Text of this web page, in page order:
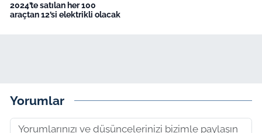
2024’te satılan her 100
araçtan 12’si elektrikli olacak
Yorumlar